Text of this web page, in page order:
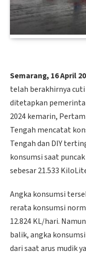
Semarang, 16 April
telah berakhirnya
ditetapkan
2024 kemarin,
Tengah mencatat
Tengah dan DIY
konsumsi saat
sebesar 21.533
Angka konsumsi
rerata konsumsi
12.824 KL/hari.
balik, angka
dari saat arus mudik